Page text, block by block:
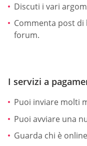
Discuti i vari
Commenta post di
forum.
I servizi a
Puoi inviare molti
Puoi avviare una
Guarda chi è